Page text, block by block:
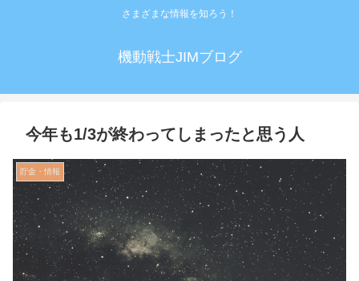
さまざまな情報を知ろう！
機動戦士JIMブログ
今年も1/3が終わってしまったと思う人
貯金・情報